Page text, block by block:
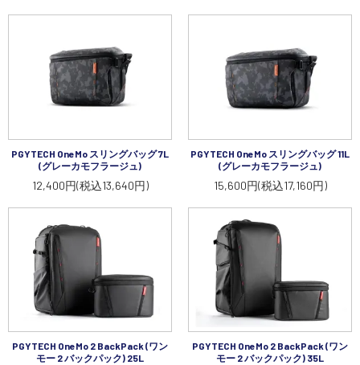
PGYTECH OneMo スリングバッグ 7L
(グレーカモフラージュ)
12,400円(税込13,640円)
PGYTECH OneMo スリングバッグ 11L
(グレーカモフラージュ)
15,600円(税込17,160円)
PGYTECH OneMo 2 BackPack (ワン
モー 2 バックパック) 25L
PGYTECH OneMo 2 BackPack (ワン
モー 2 バックパック) 35L